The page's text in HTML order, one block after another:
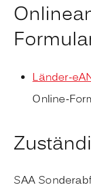
Länder-
Online-
SAA